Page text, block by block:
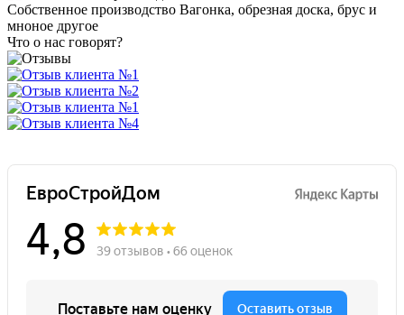
Собственное производство Вагонка, обрезная доска, брус и
мноное другое
Что о нас говорят?